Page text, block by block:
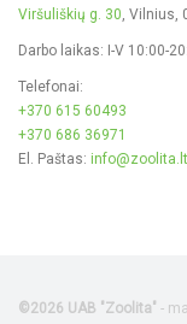
Viršuliškių g. 30 , Vilnius,
Darbo laikas: I-V 10:00-
Telefonai:
+370 615 60493
+370 686 36971
El. Paštas: info@zoolita.lt
©2026 UAB "Zoolita" -